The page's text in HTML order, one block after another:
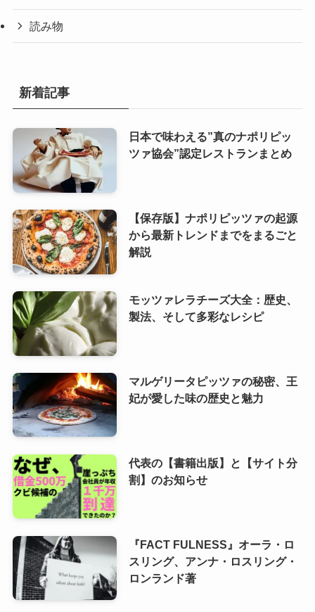
読み物
新着記事
日本で味わえる”真のナポリピッ
ツァ協会”認定レストランまとめ
【保存版】ナポリピッツァの起源
から最新トレンドまでをまるごと
解説
モッツァレラチーズ大全：歴史、
製法、そして多彩なレシピ
マルゲリータピッツァの秘密、王
妃が愛した味の歴史と魅力
代表の【書籍出版】と【サイト分
割】のお知らせ
『FACT FULNESS』オーラ・ロ
スリング、アンナ・ロスリング・
ロンランド著